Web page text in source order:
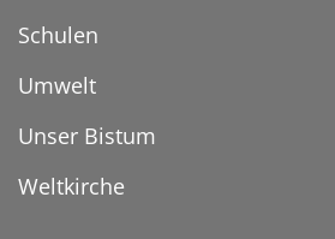
Schulen
Umwelt
Unser Bistum
Weltkirche